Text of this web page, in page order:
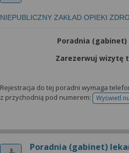
NIEPUBLICZNY ZAKŁAD OPIEKI
Poradnia (gabinet)
Zarezerwuj wizytę
Rejestracja do tej poradni wymaga
z przychodnią pod numerem:
Wyświetl
Poradnia (gabinet)